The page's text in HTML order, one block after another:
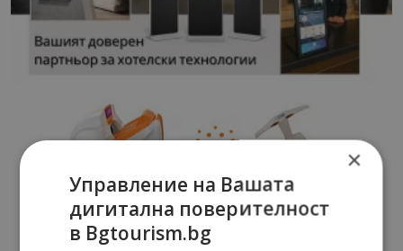
×
Управление на Вашата
дигитална поверителност
в Bgtourism.bg